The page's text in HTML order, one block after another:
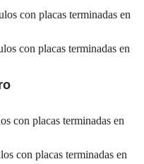
con placas terminadas en
con placas terminadas en
con placas terminadas en
con placas terminadas en